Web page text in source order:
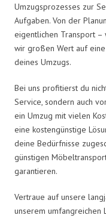
Umzugsprozesses zur
Aufgaben. Von der
eigentlichen Transport –
wir großen Wert auf
deines Umzugs.
Bei uns profitierst du
Service, sondern auch
ein Umzug mit vielen
eine kostengünstige
deine Bedürfnisse
günstigen
garantieren.
Vertraue auf unsere
unserem umfangreichen